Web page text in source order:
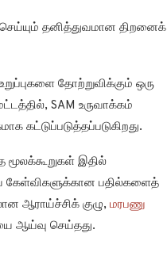
செய்யும் தனித்துவமான திறனைக்
தோற்றுவிக்கும் ஒரு
SAM உருவாக்கம்
கட்டுப்படுத்தப்படுகிறது.
மூலக்கூறுகள் இதில்
கேள்விகளுக்கான பதில்களைத்
ஆராய்ச்சிக் குழு, மரபணு
ஆய்வு செய்தது.